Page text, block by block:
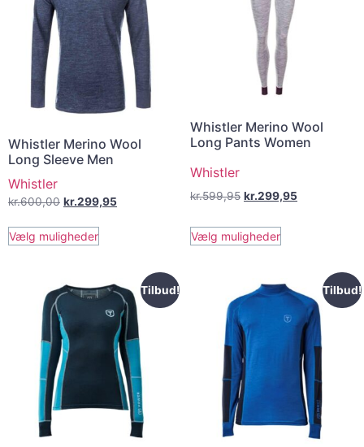
Whistler Merino Wool
Long Sleeve Men
Whistler
kr.600,00 kr.299,95
Vælg muligheder
Whistler Merino Wool
Long Pants Women
Whistler
kr.599,95 kr.299,95
Vælg muligheder
Tilbud! Tilbud!